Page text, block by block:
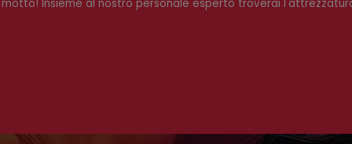
Insieme al nostro personale esperto troverai